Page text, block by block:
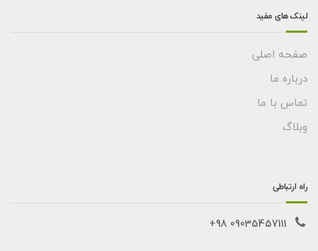
لینک های مفید
صفحه اصلی
درباره ما
تماس با ما
وبلاگ
راه ارتباطی
09035457111 98+